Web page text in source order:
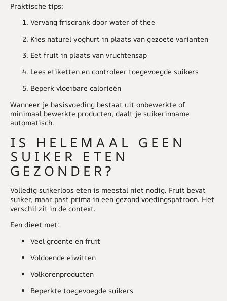
Praktische tips:
Vervang frisdrank door water of thee
Kies naturel yoghurt in plaats van gezoete varianten
Eet fruit in plaats van vruchtensap
Lees etiketten en controleer toegevoegde suikers
Beperk vloeibare calorieën
Wanneer je basisvoeding bestaat uit onbewerkte of
minimaal bewerkte producten, daalt je suikerinname
automatisch.
IS HELEMAAL GEEN
SUIKER ETEN
GEZONDER?
Volledig suikerloos eten is meestal niet nodig. Fruit bevat
suiker, maar past prima in een gezond voedingspatroon. Het
verschil zit in de context.
Een dieet met:
Veel groente en fruit
Voldoende eiwitten
Volkorenproducten
Beperkte toegevoegde suikers